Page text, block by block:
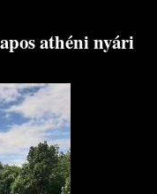
athéni nyári